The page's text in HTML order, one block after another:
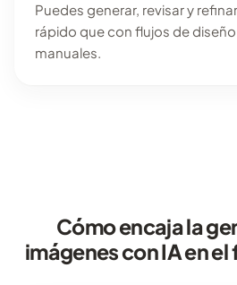
Puedes generar, revisar y
rápido que con flujos de
manuales.
Cómo encaja la
imágenes con IA en